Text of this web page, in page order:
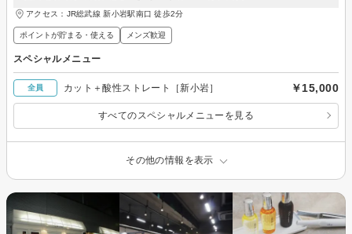
アクセス：JR総武線 新小岩駅南口 徒歩2分
ポイントが貯まる・使える メンズ歓迎
スペシャルメニュー
全員 カット＋酸性ストレート［新小岩］ ￥15,000
すべてのスペシャルメニューを見る
その他の情報を表示